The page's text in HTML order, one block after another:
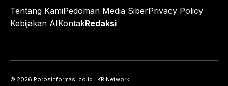
Tentang KamiPedoman Media SiberPrivacy Policy
Kebijakan AIKontakRedaksi
© 2026 Porosinformasi.co.id | KR Network